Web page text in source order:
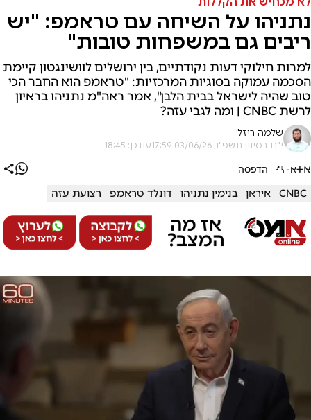
נתניהו על השיחה עם טראמפ: "יש
ריבים גם במשפחות טובות"
למרות חילוקי דעות נקודתיים, בין ירושלים לוושינגטון קיימת
הסכמה עמוקה בסוגיות המרכזיות: "טראמפ הוא החבר הכי
טוב שהיה לישראל בבית הלבן", אמר ראה"מ נתניהו בראיון
לרשת CNBC | ומה לגבי עזה?
שלמה ריזל
י"ח בסיוון תשפ"ו, 03/06/26 17:59 עודכן: 18:45
א+א- הדפסה
CNBC איראן בנימין נתניהו דונלד טראמפ רצועת עזה